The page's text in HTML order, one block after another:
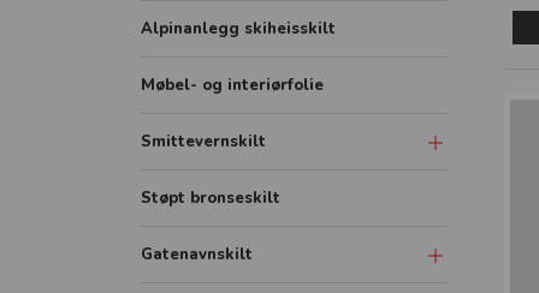
Alpinanlegg skiheisskilt
Møbel- og interiørfolie
Smittevernskilt
Skilt
Støpt bronseskilt
Gatenavnskilt